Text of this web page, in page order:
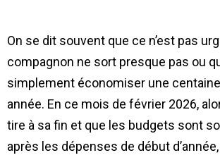
On se dit souvent que ce n’est pas
compagnon ne sort presque pas ou
simplement économiser une
année. En ce mois de février 2026,
tire à sa fin et que les budgets sont
après les dépenses de début